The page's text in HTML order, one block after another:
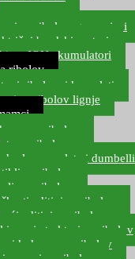
za ribolov, gumenjaci
brodski motori
ION akumulatori
ribolov
ribolovni kompleti
za ribolov lignje
za ribolov
za ribolov
lovne pelete i dumbelli
za ribolov
za ribolov
aditivi za ribolov
aditivi za ribolov
i sprej atraktori za ribolov
kukuruz za ribolov